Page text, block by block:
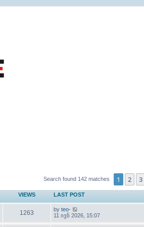
Search found 142 matches 1 2 3
VIEWS LAST POST
1263 by teo-
11 ივნ 2026, 15:07